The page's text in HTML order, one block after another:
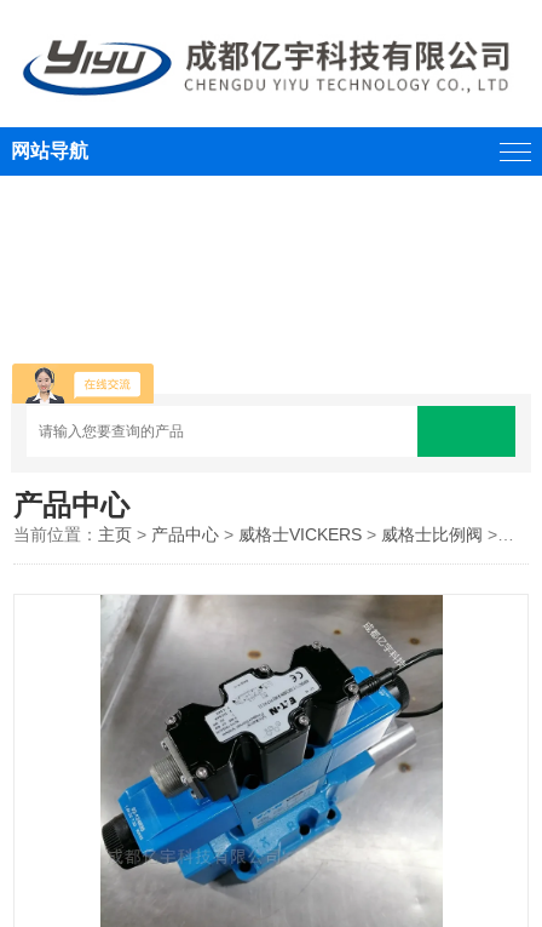
网站导航
产品中心
当前位置： 主页 > 产品中心 > 威格士VICKERS > 威格士比例阀 >丹佛斯VICKERS威格士比例阀